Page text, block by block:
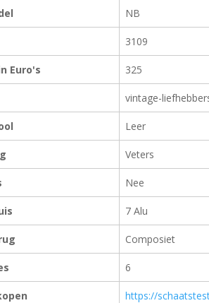
NB
3109
Euro's 325
vintage-
Leer
Veters
Nee
7 Alu
Composiet
6
https://